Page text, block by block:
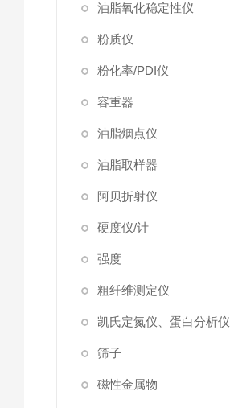
油脂氧化稳定性仪
粉质仪
粉化率/PDI仪
容重器
油脂烟点仪
油脂取样器
阿贝折射仪
硬度仪/计
强度
粗纤维测定仪
凯氏定氮仪、蛋白分析仪
筛子
磁性金属物